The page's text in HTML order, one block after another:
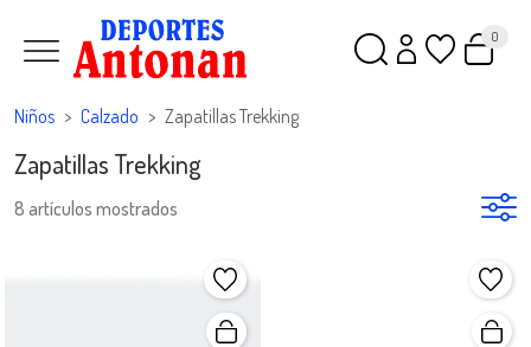
0
Niños Calzado Zapatillas Trekking
Zapatillas Trekking
8 artículos mostrados